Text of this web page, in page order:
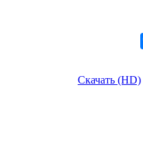
Скачать (HD)